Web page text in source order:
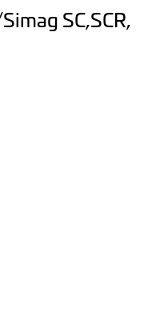
SC,SCR,